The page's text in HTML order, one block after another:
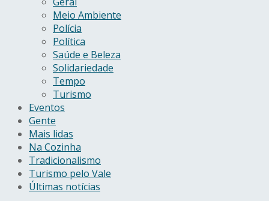
Meio Ambiente
Polícia
Política
Saúde e Beleza
Solidariedade
Tempo
Turismo
Eventos
Gente
Mais lidas
Na Cozinha
Tradicionalismo
Turismo pelo Vale
Últimas notícias